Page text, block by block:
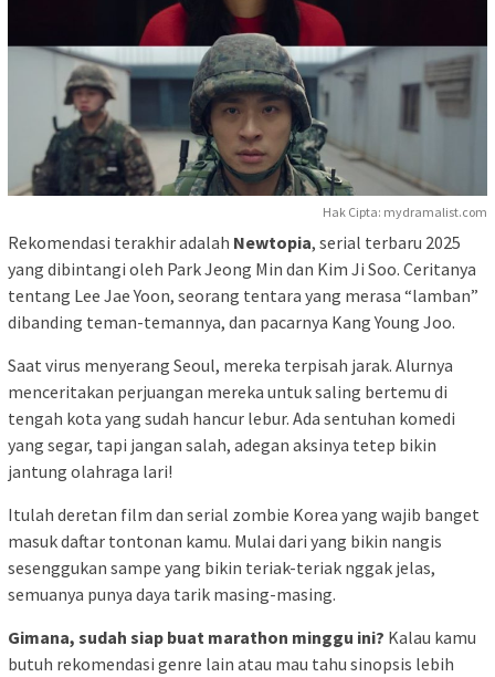
Hak Cipta: mydramalist.com
Rekomendasi terakhir adalah Newtopia, serial terbaru 2025
yang dibintangi oleh Park Jeong Min dan Kim Ji Soo. Ceritanya
tentang Lee Jae Yoon, seorang tentara yang merasa “lamban”
dibanding teman-temannya, dan pacarnya Kang Young Joo.
Saat virus menyerang Seoul, mereka terpisah jarak. Alurnya
menceritakan perjuangan mereka untuk saling bertemu di
tengah kota yang sudah hancur lebur. Ada sentuhan komedi
yang segar, tapi jangan salah, adegan aksinya tetep bikin
jantung olahraga lari!
Itulah deretan film dan serial zombie Korea yang wajib banget
masuk daftar tontonan kamu. Mulai dari yang bikin nangis
sesenggukan sampe yang bikin teriak-teriak nggak jelas,
semuanya punya daya tarik masing-masing.
Gimana, sudah siap buat marathon minggu ini? Kalau kamu
butuh rekomendasi genre lain atau mau tahu sinopsis lebih